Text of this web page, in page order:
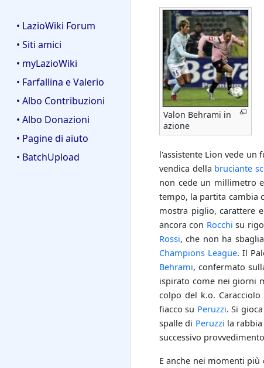
• LazioWiki Forum
• Siti amici
• myLazioWiki
• Farfallina e Valerio
• Albo Contribuzioni
• Albo Donazioni
• Pagine di aiuto
• BatchUpload
Valon Behrami in
azione
l'assistente Lion vede un
vendica della bruciante
non cede un millimetro
tempo, la partita cambia
mostra piglio, carattere
ancora con Rocchi su
Rossi, che non ha
Champions League. Il
Behrami, confermato
ispirato come nei giorni
colpo del k.o.
fiacco su Peruzzi. Si
spalle di Peruzzi la
successivo
E anche nei momenti